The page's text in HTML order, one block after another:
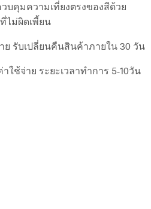
บคุมความเที่ยงตรงของสีด้วย
ไม่ผิดเพี้ยน
ย รับเปลี่ยนคืนสินค้าภายใน 30 วัน
ใช้จ่าย ระยะเวลาทำการ 5-10วัน